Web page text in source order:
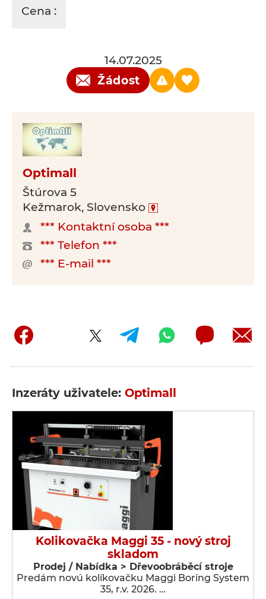
Cena :
14.07.2025
Žádost
Optimall
Štúrova 5
Kežmarok, Slovensko
*** Kontaktní osoba ***
*** Telefon ***
*** E-mail ***
Inzeráty uživatele: Optimall
Kolikovačka Maggi 35 - nový stroj
skladom
Prodej / Nabídka > Dřevoobráběcí stroje
Predám novú kolíkovačku Maggi Boring System
35, r.v. 2026. …